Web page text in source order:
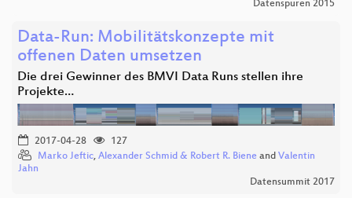
Datenspuren 2015
Data-Run: Mobilitätskonzepte mit
offenen Daten umsetzen
Die drei Gewinner des BMVI Data Runs stellen ihre
Projekte…
2017-04-28
127
Marko Jeftic, Alexander Schmid & Robert R. Biene and Valentin
Jahn
Datensummit 2017